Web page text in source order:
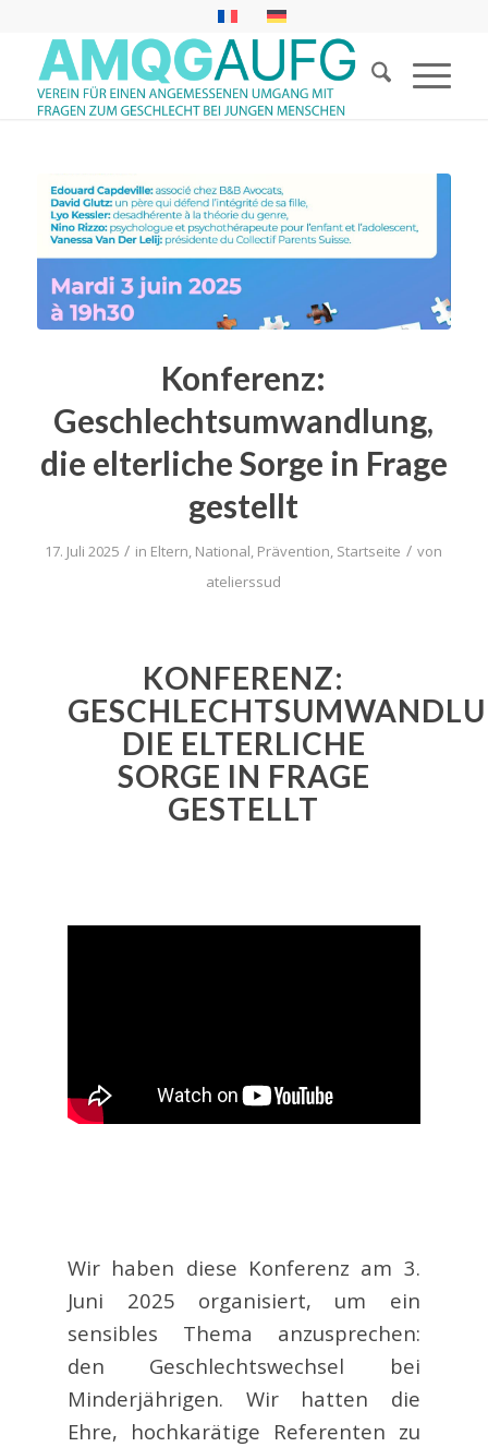
Konferenz:
Geschlechtsumwandlung,
die elterliche Sorge in Frage
gestellt
17. Juli 2025 / in Eltern National Prävention Startseite / von
atelierssud
KONFERENZ:
DIE ELTERLICHE
SORGE IN FRAGE
GESTELLT
Wir haben diese Konferenz am 3.
Juni 2025 organisiert, um ein
sensibles Thema anzusprechen:
den Geschlechtswechsel bei
Minderjährigen. Wir hatten die
Ehre, hochkarätige Referenten zu